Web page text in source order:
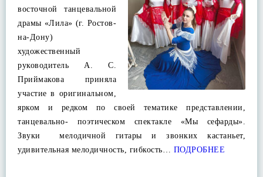
восточной танцевальной
драмы «Лила» (г. Ростов-
на-Дону)
художественный
руководитель А. С.
Приймакова приняла
участие в оригинальном,
ярком и редком по своей тематике представлении,
танцевально- поэтическом спектакле «Мы сефарды».
Звуки мелодичной гитары и звонких кастаньет,
удивительная мелодичность, гибкость… ПОДРОБНЕЕ